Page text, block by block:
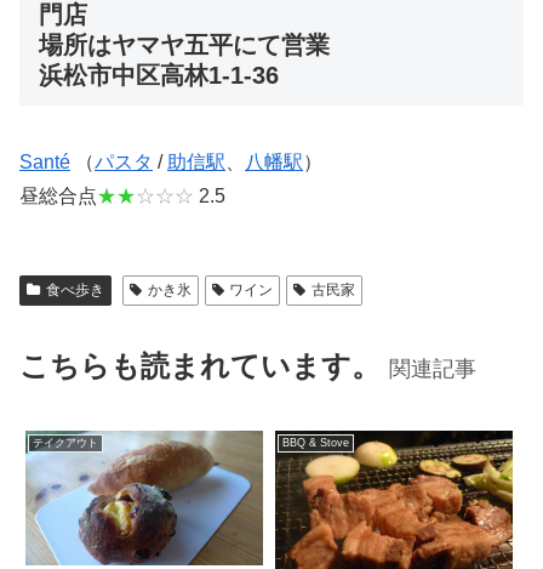
門店
場所はヤマヤ五平にて営業
浜松市中区高林1-1-36
Santé （パスタ / 助信駅 八幡駅）
昼総合点★★☆☆☆ 2.5
食べ歩き かき氷 ワイン 古民家
こちらも読まれています。 関連記事
テイクアウト BBQ & Stove